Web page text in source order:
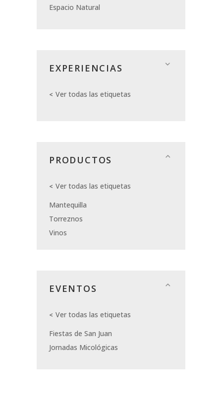
Espacio Natural
EXPERIENCIAS
Ver todas las etiquetas
PRODUCTOS
Ver todas las etiquetas
Mantequilla
Torreznos
Vinos
EVENTOS
Ver todas las etiquetas
Fiestas de San Juan
Jornadas Micológicas